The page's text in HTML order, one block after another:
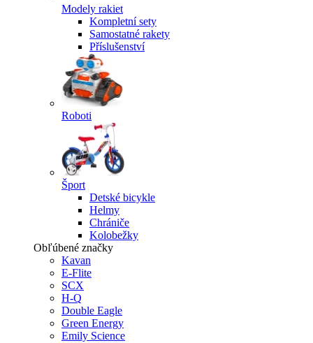
Modely rakiet
Kompletní sety
Samostatné rakety
Příslušenství
Roboti
Šport
Detské bicykle
Helmy
Chrániče
Kolobežky
Obľúbené značky
Kavan
E-Flite
SCX
H-Q
Double Eagle
Green Energy
Emily Science